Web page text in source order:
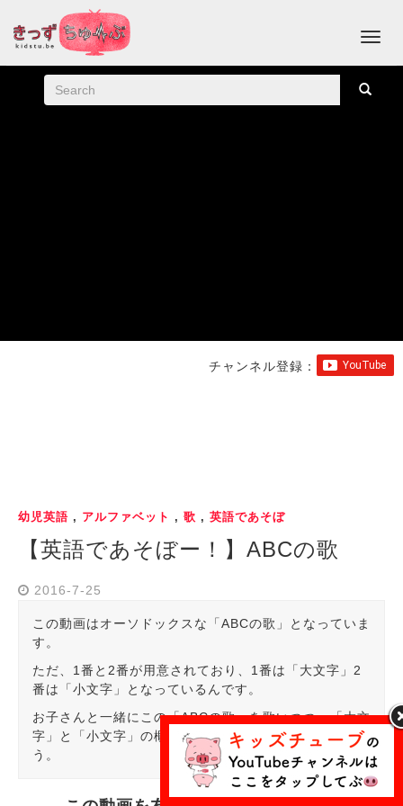
チャンネル登録：
幼児英語 , アルファベット , 歌 , 英語であそぼ
【英語であそぼー！】ABCの歌
2016-7-25
この動画はオーソドックスな「ABCの歌」となっていま
す。
ただ、1番と2番が用意されており、1番は「大文字」2
番は「小文字」となっているんです。
お子さんと一緒にこの「ABCの歌」を歌いつつ、「大文
字」と「小文字」の概念も一緒にお勉強しちゃいましょ
う。